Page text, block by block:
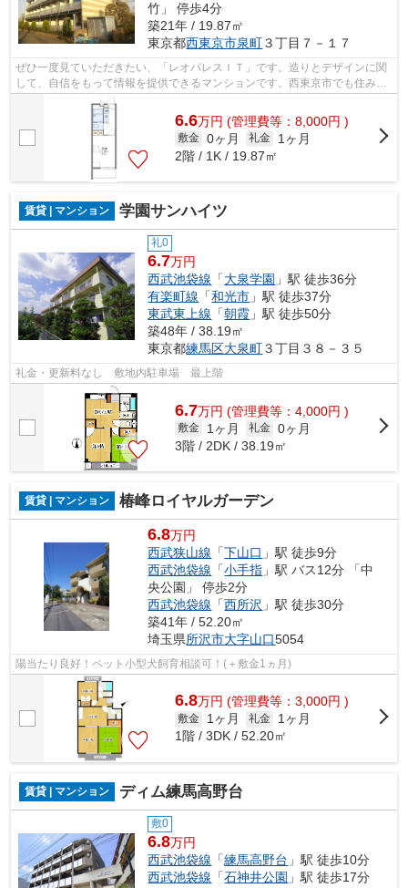
竹」 停歩4分
築21年 / 19.87㎡
東京都西東京市泉町３丁目７－１７
ぜひ一度見ていただきたい、「レオパレスＩＴ」です。造りとデザインに関
して、自信をもって情報を提供できるマンションです。西東京市でも住みや
すい保谷エリア周辺の事なら、03-5947...
6.6万円 (管理費等：8,000円 )
敷金 0ヶ月 礼金
1ヶ月
2階 / 1K / 19.87㎡
賃貸 | マンション 学園サンハイツ
礼0
6.7万円
西武池袋線 「大泉学園 」駅 徒歩36分
有楽町線 「和光市 」駅 徒歩37分
東武東上線 「朝霞 」駅 徒歩50分
築48年 / 38.19㎡
東京都練馬区大泉町３丁目３８－３５
礼金・更新料なし 敷地内駐車場 最上階
6.7万円 (管理費等：4,000円 )
敷金 1ヶ月 礼金 0ヶ月
3階 / 2DK / 38.19㎡
賃貸 | マンション 椿峰ロイヤルガーデン
6.8万円
西武狭山線 「下山口 」駅 徒歩9分
西武池袋線 「小手指 」駅 バス12分 「中
央公園」 停歩2分
西武池袋線 「西所沢 」駅 徒歩30分
築41年 / 52.20㎡
埼玉県所沢市大字山口5054
陽当たり良好！ペット小型犬飼育相談可！(＋敷金1ヵ月)
6.8万円 (管理費等：3,000円 )
敷金 1ヶ月 礼金
1ヶ月
1階 / 3DK / 52.20㎡
賃貸 | マンション ディム練馬高野台
敷0
6.8万円
西武池袋線 「練馬高野台 」駅 徒歩10分
西武池袋線 「石神井公園 」駅 徒歩17分